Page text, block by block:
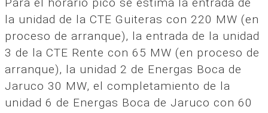
la unidad de la CTE Guiteras con 220 MW (en
proceso de arranque), la entrada de la unidad
3 de la CTE Rente con 65 MW (en proceso de
arranque), la unidad 2 de Energas Boca de
Jaruco 30 MW, el completamiento de la
unidad 6 de Energas Boca de Jaruco con 60